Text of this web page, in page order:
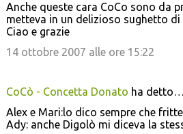
Anche queste cara CoCo sono da
metteva in un delizioso sughetto
Ciao e grazie
14 ottobre 2007 alle ore 15:22
CoCò - Concetta Donato ha detto…
Alex e Mari:lo dico sempre che
Ady: anche Digolò mi diceva la